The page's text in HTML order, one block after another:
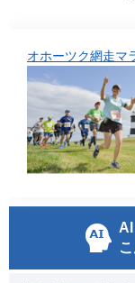
オホーツク網走マ